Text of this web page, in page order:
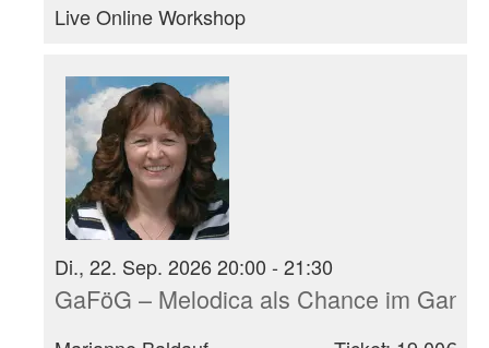
Live Online Workshop
Di., 22. Sep. 2026 20:00 - 21:30
GaFöG – Melodica als Chance im